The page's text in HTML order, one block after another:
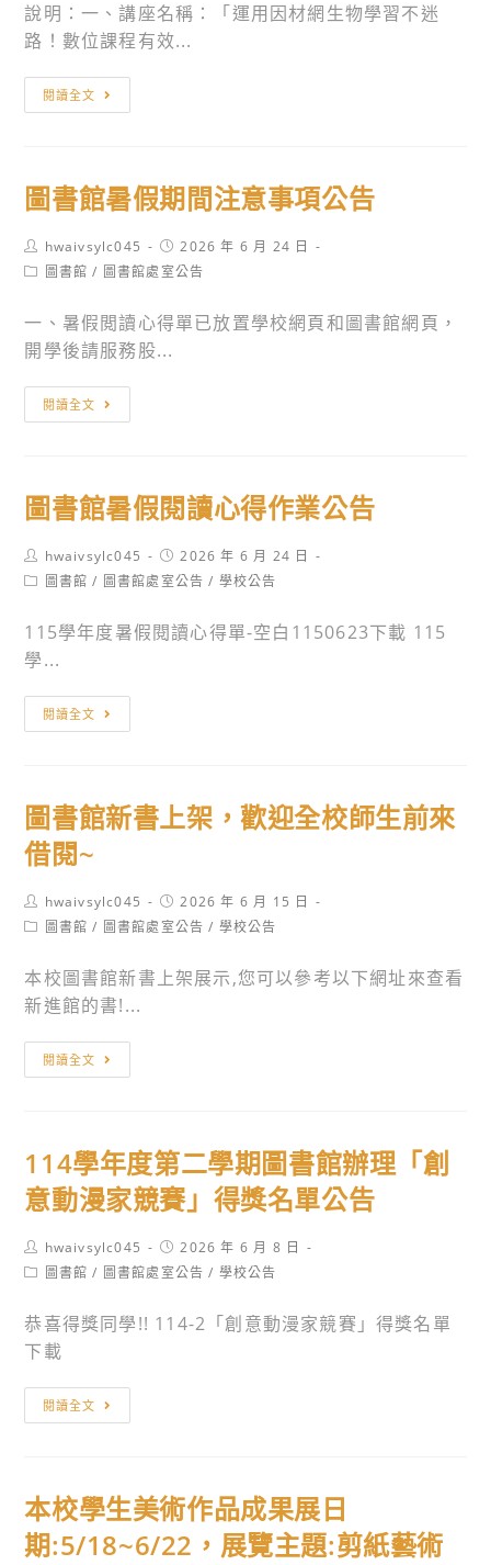
辦
理
「115
年
普
通
暨
術
型
物
性
學
教
材
開
計
畫」
理
自
主
習
啟
說明：一、講座名稱：「運用因材網生物學習不迷
路！數位課程有效...
閱讀全文
知:
成
大
學
「因
材
網
高
中
自
主
學
習
座」
圖書館暑假期間注意事項公告
Post
author:
hwaivsylc045
Post
published:
2026 年 6 月 24 日
Post圖書館 / 圖書館處室公告
一、暑假閲讀心得單已放置學校網頁和圖書館網頁，
開學後請服務股...
閱讀全文
書
假
間
注
意
事
公
告
圖書館暑假閱讀心得作業公告
Post
author:
hwaivsylc045
Post
published:
2026 年 6 月 24 日
Post圖書館 / 圖書館處室公告 / 學校公告
115學年度暑假閱讀心得單-空白1150623下載 115
學...
閱讀全文
書
假
心
得
業
公
告
圖書館新書上架，歡迎全校師生前來
借閱~
Post
author:
hwaivsylc045
Post
published:
2026 年 6 月 15 日
Post圖書館 / 圖書館處室公告 / 學校公告
本校圖書館新書上架展示,您可以參考以下網址來查看
新進館的書!...
閱讀全文
書
書
上
架，
歡
迎
校
生
閱
~
114學年度第二學期圖書館辦理「創
意動漫家競賽」得獎名單公告
Post
author:
hwaivsylc045
Post
published:
2026 年 6 月 8 日
Post圖書館 / 圖書館處室公告 / 學校公告
恭喜得獎同學!! 114-2「創意動漫家競賽」得獎名單
下載
閱讀全文
學
第
二
本校學生美術作品成果展日
期:5/18~6/22，展覽主題:剪紙藝術